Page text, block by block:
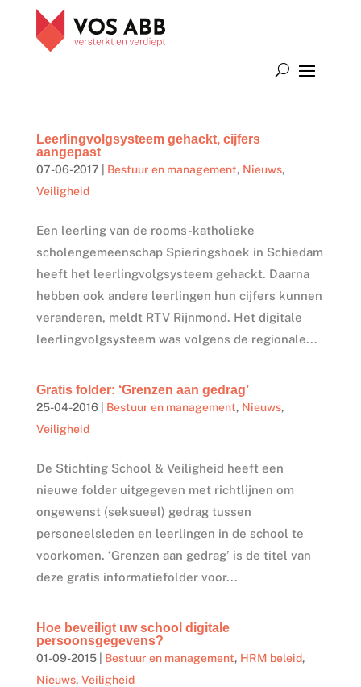
Leerlingvolgsysteem gehackt, cijfers
aangepast
07-06-2017 Bestuur en management, Nieuws,
Veiligheid
Een leerling van de rooms-katholieke
scholengemeenschap Spieringshoek in Schiedam
heeft het leerlingvolgsysteem gehackt. Daarna
hebben ook andere leerlingen hun cijfers kunnen
veranderen, meldt RTV Rijnmond. Het digitale
leerlingvolgsysteem was volgens de regionale...
Gratis folder: ‘Grenzen aan gedrag’
25-04-2016| Bestuur en management, Nieuws,
Veiligheid
De Stichting School & Veiligheid heeft een
nieuwe folder uitgegeven met richtlijnen om
ongewenst (seksueel) gedrag tussen
personeelsleden en leerlingen in de school te
voorkomen. ‘Grenzen aan gedrag’ is de titel van
deze gratis informatiefolder voor...
Hoe beveiligt uw school digitale
persoonsgegevens?
01-09-2015| Bestuur en management, HRM beleid,
Nieuws, Veiligheid